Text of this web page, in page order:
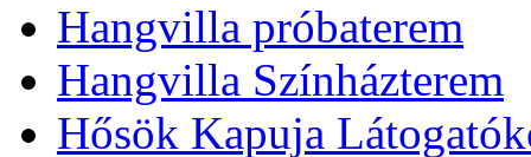
Hangvilla próbaterem
Hangvilla Színházterem
Hősök Kapuja